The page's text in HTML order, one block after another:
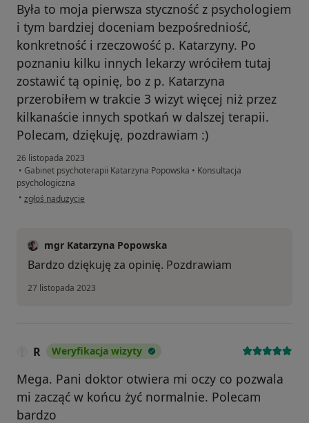
Była to moja pierwsza styczność z psychologiem
i tym bardziej doceniam bezpośredniość,
konkretność i rzeczowość p. Katarzyny. Po
poznaniu kilku innych lekarzy wróciłem tutaj
zostawić tą opinię, bo z p. Katarzyna
przerobiłem w trakcie 3 wizyt więcej niż przez
kilkanaście innych spotkań w dalszej terapii.
Polecam, dziękuję, pozdrawiam :)
26 listopada 2023
• Gabinet psychoterapii Katarzyna Popowska • Konsultacja
psychologiczna
• w opinii użytkownika Marcin Z.
zgłoś nadużycie
mgr Katarzyna Popowska
Bardzo dziękuję za opinię. Pozdrawiam
27 listopada 2023
R Weryfikacja wizyty
Mega. Pani doktor otwiera mi oczy co pozwala
mi zacząć w końcu żyć normalnie. Polecam
bardzo